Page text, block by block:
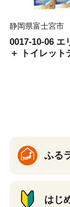
静岡県富士宮市
0017-10-06 エ
＋ トイレット
っかり香るフ
の香り ダブ
ふる
はじ